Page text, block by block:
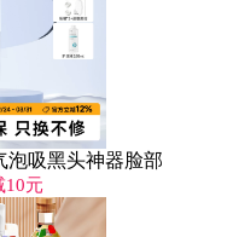
泡吸黑头神器脸部
10元